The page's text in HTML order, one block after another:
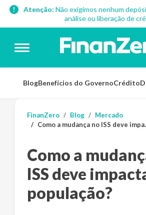
Atenção: Não exigimos nenhum
análise ou liberação de
BlogBenefícios do GovernoCrédito
FinanZero Blog
Mercado
Como a mudança no ISS deve impactar a população?
Como a
ISS deve
população?